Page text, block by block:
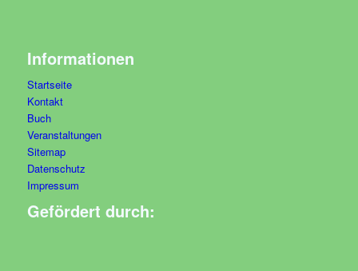
Informationen
Startseite
Kontakt
Buch
Veranstaltungen
Sitemap
Datenschutz
Impressum
Gefördert durch: